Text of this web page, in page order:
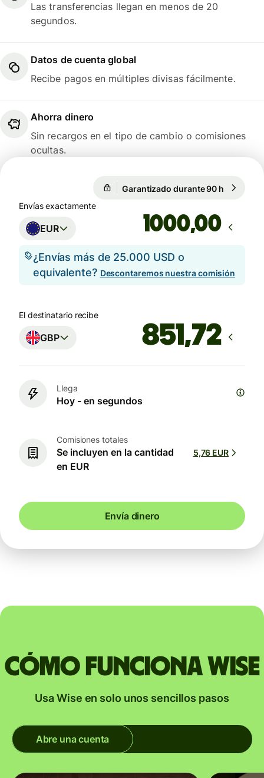
Las transferencias llegan en menos de 20
segundos.
Datos de cuenta global
Recibe pagos en múltiples divisas fácilmente.
Ahorra dinero
Sin recargos en el tipo de cambio o comisiones
ocultas.
1 EUR = 0,8567 GBP
Envías exactamente
EUR ,00
¿Envías más de 25.000 USD o
equivalente? Descontaremos nuestra comisión
El destinatario recibe
GBP
Llega
Hoy - en segundos
Comisiones totales
Se incluyen en la cantidad
en EUR
5,76 EUR
Envía dinero
Cómo funciona Wise
Usa Wise en solo unos sencillos pasos
Abre una cuenta